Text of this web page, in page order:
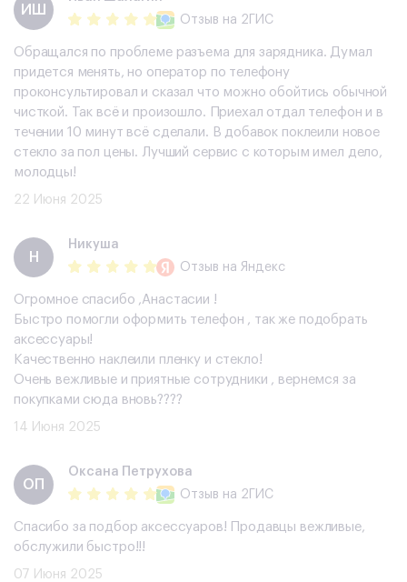
​ИШ
Отзыв на 2ГИС
Обращался по проблеме разъема для зарядника. Думал
придется менять, но оператор по телефону
проконсультировал и сказал что можно обойтись обычной
чисткой. Так всё и произошло. Приехал отдал телефон и в
течении 10 минут всё сделали. В добавок поклеили новое
стекло за пол цены. Лучший сервис с которым имел дело,
молодцы!
22 Июня 2025
Н
Никуша
Отзыв на Яндекс
Огромное спасибо ,Анастасии !
Быстро помогли оформить телефон , так же подобрать
аксессуары!
Качественно наклеили пленку и стекло!
Очень вежливые и приятные сотрудники , вернемся за
покупками сюда вновь????
14 Июня 2025
​ОП
​Оксана Петрухова
Отзыв на 2ГИС
Спасибо за подбор аксессуаров! Продавцы вежливые,
обслужили быстро!!!
07 Июня 2025